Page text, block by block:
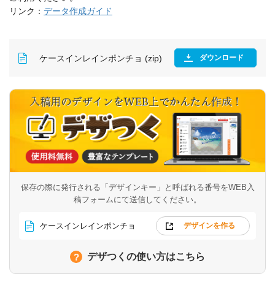
リンク： データ作成ガイド
ケースインレインポンチョ (zip) ダウンロード
保存の際に発行される「デザインキー」と呼ばれる番号をWEB入
稿フォームにて送信してください。
ケースインレインポンチョ デザインを作る
デザつくの使い方はこちら